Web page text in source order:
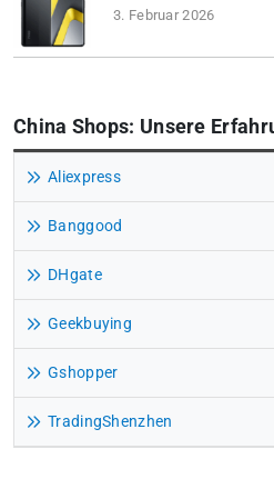
3. Februar 2026
China Shops: Unsere
Aliexpress
Banggood
DHgate
Geekbuying
Gshopper
TradingShenzhen